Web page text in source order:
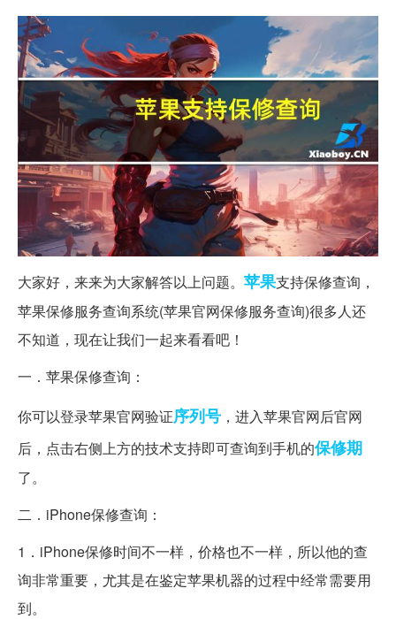
大家好，来来为大家解答以上问题。 苹果支持保修查询，
苹果保修服务查询系统(苹果官网保修服务查询)很多人还
不知道，现在让我们一起来看看吧！
一．苹果保修查询：
你可以登录苹果官网验证序列号 ，进入苹果官网后官网
后，点击右侧上方的技术支持即可查询到手机的保修期
了。
二．iPhone保修查询：
1．iPhone保修时间不一样，价格也不一样，所以他的查
询非常重要，尤其是在鉴定苹果机器的过程中经常需要用
到。